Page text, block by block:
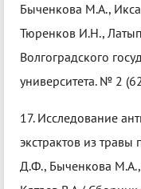
Быченкова М.А.,
Тюренков И.Н.,
Волгоградского
университета. № 2
17. Исследование
экстрактов из
Д.Ф., Быченкова